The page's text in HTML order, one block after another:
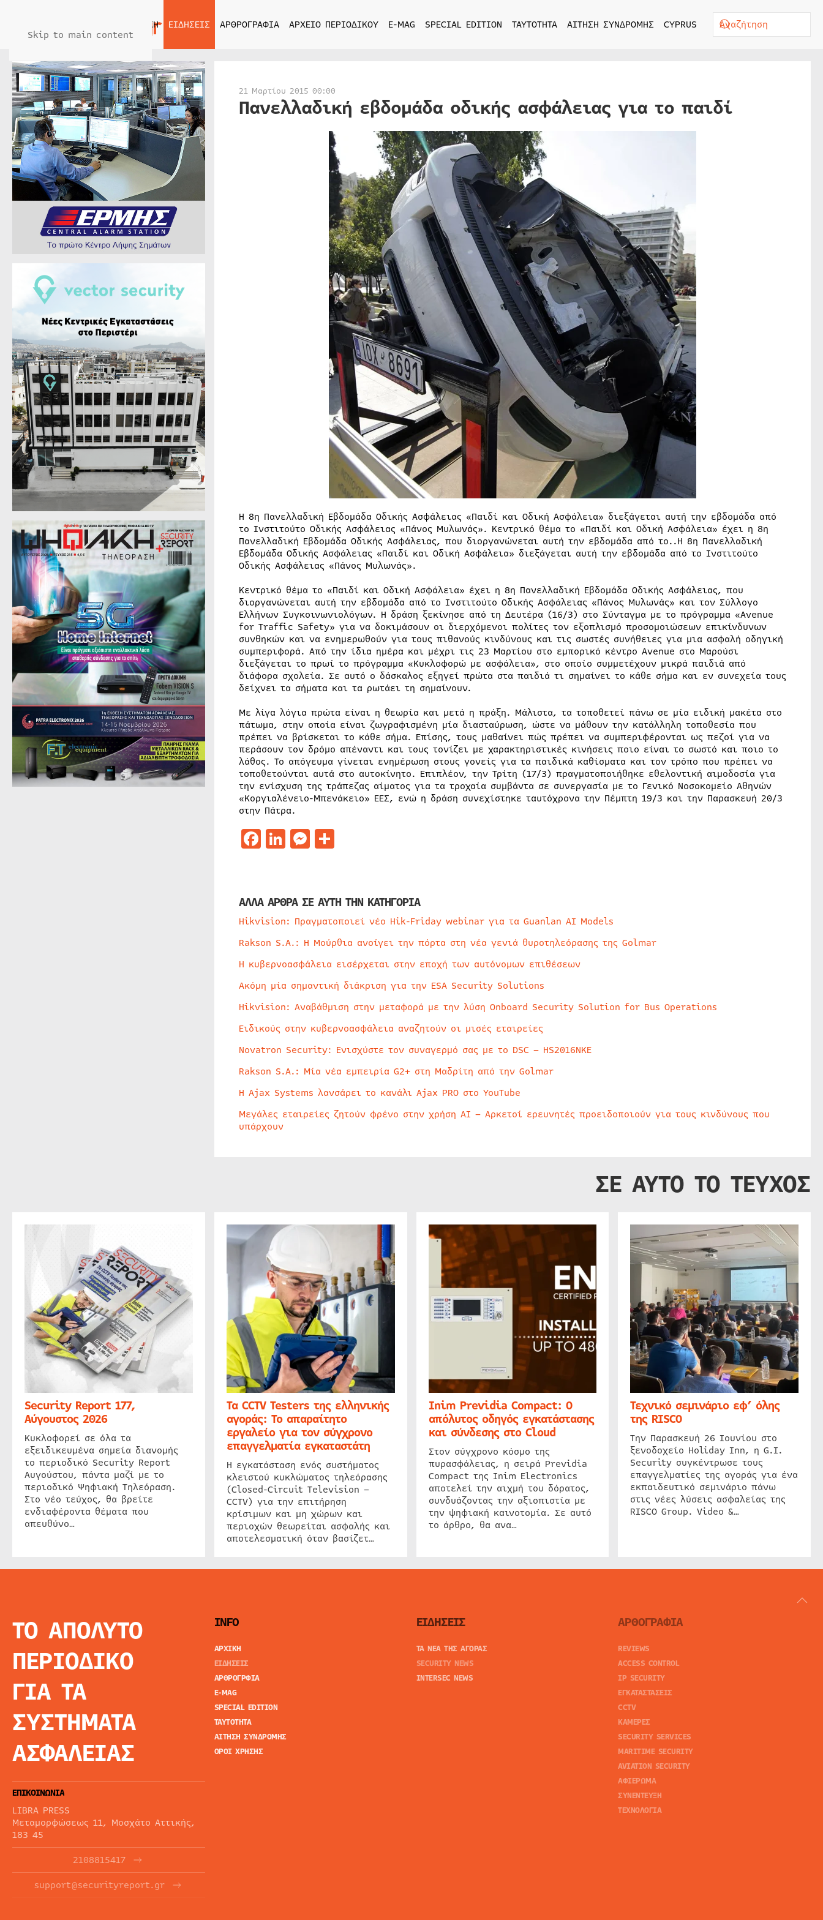
Skip to main content
ΑΡΧΙΚΗ ΕΙΔΗΣΕΙΣ ΑΡΘΡΟΓΡΑΦΙΑ ΑΡΧΕΙΟ ΠΕΡΙΟΔΙΚΟΥ E-MAG SPECIAL EDITION ΤΑΥΤΟΤΗΤΑ ΑΙΤΗΣΗ ΣΥΝΔΡΟΜΗΣ CYPRUS
21 Μαρτίου 2015 00:00
Πανελλαδική εβδομάδα οδικής ασφάλειας για το παιδί
Η 8η Πανελλαδική Εβδομάδα Οδικής Ασφάλειας «Παιδί και Οδική Ασφάλεια» διεξάγεται αυτή την εβδομάδα από
το Ινστιτούτο Οδικής Ασφάλειας «Πάνος Μυλωνάς». Κεντρικό θέμα το «Παιδί και Οδική Ασφάλεια» έχει η 8η
Πανελλαδική Εβδομάδα Οδικής Ασφάλειας, που διοργανώνεται αυτή την εβδομάδα από το..Η 8η Πανελλαδική
Εβδομάδα Οδικής Ασφάλειας «Παιδί και Οδική Ασφάλεια» διεξάγεται αυτή την εβδομάδα από το Ινστιτούτο
Οδικής Ασφάλειας «Πάνος Μυλωνάς».
Κεντρικό θέμα το «Παιδί και Οδική Ασφάλεια» έχει η 8η Πανελλαδική Εβδομάδα Οδικής Ασφάλειας, που
διοργανώνεται αυτή την εβδομάδα από το Ινστιτούτο Οδικής Ασφάλειας «Πάνος Μυλωνάς» και τον Σύλλογο
Ελλήνων Συγκοινωνιολόγων. Η δράση ξεκίνησε από τη Δευτέρα (16/3) στο Σύνταγμα με το πρόγραμμα «Avenue
for Traffic Safety» για να δοκιμάσουν οι διερχόμενοι πολίτες τον εξοπλισμό προσομοιώσεων επικίνδυνων
συνθηκών και να ενημερωθούν για τους πιθανούς κινδύνους και τις σωστές συνήθειες για μια ασφαλή οδηγική
συμπεριφορά. Από την ίδια ημέρα και μέχρι τις 23 Μαρτίου στο εμπορικό κέντρο Avenue στο Μαρούσι
διεξάγεται το πρωί το πρόγραμμα «Κυκλοφορώ με ασφάλεια», στο οποίο συμμετέχουν μικρά παιδιά από
διάφορα σχολεία. Σε αυτό ο δάσκαλος εξηγεί πρώτα στα παιδιά τι σημαίνει το κάθε σήμα και εν συνεχεία τους
δείχνει τα σήματα και τα ρωτάει τη σημαίνουν.
Με λίγα λόγια πρώτα είναι η θεωρία και μετά η πράξη. Μάλιστα, τα τοποθετεί πάνω σε μία ειδική μακέτα στο
πάτωμα, στην οποία είναι ζωγραφισμένη μία διασταύρωση, ώστε να μάθουν την κατάλληλη τοποθεσία που
πρέπει να βρίσκεται το κάθε σήμα. Επίσης, τους μαθαίνει πώς πρέπει να συμπεριφέρονται ως πεζοί για να
περάσουν τον δρόμο απέναντι και τους τονίζει με χαρακτηριστικές κινήσεις ποιο είναι το σωστό και ποιο το
λάθος. Το απόγευμα γίνεται ενημέρωση στους γονείς για τα παιδικά καθίσματα και τον τρόπο που πρέπει να
τοποθετούνται αυτά στο αυτοκίνητο. Επιπλέον, την Τρίτη (17/3) πραγματοποιήθηκε εθελοντική αιμοδοσία για
την ενίσχυση της τράπεζας αίματος για τα τροχαία συμβάντα σε συνεργασία με το Γενικό Νοσοκομείο Αθηνών
«Κοργιαλένειο-Μπενάκειο» ΕΕΣ, ενώ η δράση συνεχίστηκε ταυτόχρονα την Πέμπτη 19/3 και την Παρασκευή 20/3
στην Πάτρα.
Facebook
LinkedIn
Messenger
Μοιραστείτε
ΑΛΛΑ ΑΡΘΡΑ ΣΕ ΑΥΤΗ ΤΗΝ ΚΑΤΗΓΟΡΙΑ
Hikvision: Πραγματοποιεί νέο Hik-Friday webinar για τα Guanlan AI Models
Rakson S.A.: Η Μούρθια ανοίγει την πόρτα στη νέα γενιά θυροτηλεόρασης της Golmar
Η κυβερνοασφάλεια εισέρχεται στην εποχή των αυτόνομων επιθέσεων
Ακόμη μία σημαντική διάκριση για την ESA Security Solutions
Hikvision: Αναβάθμιση στην μεταφορά με την λύση Onboard Security Solution for Bus Operations
Ειδικούς στην κυβερνοασφάλεια αναζητούν οι μισές εταιρείες
Novatron Security: Ενισχύστε τον συναγερμό σας με το DSC – HS2016NKE
Rakson S.A.: Μία νέα εμπειρία G2+ στη Μαδρίτη από την Golmar
Η Ajax Systems λανσάρει το κανάλι Ajax PRO στο YouTube
Μεγάλες εταιρείες ζητούν φρένο στην χρήση AI – Αρκετοί ερευνητές προειδοποιούν για τους κινδύνους που
υπάρχουν
ΣΕ ΑΥΤΟ ΤΟ ΤΕΥΧΟΣ
Security Report 177,
Αύγουστος 2026
Κυκλοφορεί σε όλα τα
εξειδικευμένα σημεία διανομής
το περιοδικό Security Report
Αυγούστου, πάντα μαζί με το
περιοδικό Ψηφιακή Τηλεόραση.
Στο νέο τεύχος, θα βρείτε
ενδιαφέροντα θέματα που
απευθύνο…
Τα CCTV Testers της ελληνικής
αγοράς: Το απαραίτητο
εργαλείο για τον σύγχρονο
επαγγελματία εγκαταστάτη
Η εγκατάσταση ενός συστήματος
κλειστού κυκλώματος τηλεόρασης
(Closed-Circuit Television –
CCTV) για την επιτήρηση
κρίσιμων και μη χώρων και
περιοχών θεωρείται ασφαλής και
αποτελεσματική όταν βασίζετ…
Inim Previdia Compact: Ο
απόλυτος οδηγός εγκατάστασης
και σύνδεσης στο Cloud
Στον σύγχρονο κόσμο της
πυρασφάλειας, η σειρά Previdia
Compact της Inim Electronics
αποτελεί την αιχμή του δόρατος,
συνδυάζοντας την αξιοπιστία με
την ψηφιακή καινοτομία. Σε αυτό
το άρθρο, θα ανα…
Τεχνικό σεμινάριο εφ’ όλης
της RISCO
Την Παρασκευή 26 Ιουνίου στο
ξενοδοχείο Holiday Inn, η G.I.
Security συγκέντρωσε τους
επαγγελματίες της αγοράς για ένα
εκπαιδευτικό σεμινάριο πάνω
στις νέες λύσεις ασφαλείας της
RISCO Group. Video &…
ΤΟ ΑΠΟΛΥΤΟ
ΠΕΡΙΟΔΙΚΟ
ΓΙΑ ΤΑ
ΣΥΣΤΗΜΑΤΑ
ΑΣΦΑΛΕΙΑΣ
ΕΠΙΚΟΙΝΩΝΙΑ
LIBRA PRESS
Μεταμορφώσεως 11, Μοσχάτο Αττικής,
183 45
2108815417
support@securityreport.gr
INFO
ΑΡΧΙΚΗ
ΕΙΔΗΣΕΙΣ
ΑΡΘΡΟΓΡΦΙΑ
E-MAG
SPECIAL EDITION
ΤΑΥΤΟΤΗΤΑ
ΑΙΤΗΣΗ ΣΥΝΔΡΟΜΗΣ
ΟΡΟΙ ΧΡΗΣΗΣ
ΕΙΔΗΣΕΙΣ
ΤΑ ΝΕΑ ΤΗΣ ΑΓΟΡΑΣ
SECURITY NEWS
INTERSEC NEWS
ΑΡΘΟΓΡΑΦΙΑ
REVIEWS
ACCESS CONTROL
IP SECURITY
ΕΓΚΑΤΑΣΤΑΣΕΙΣ
CCTV
ΚΑΜΕΡΕΣ
SECURITY SERVICES
MARITIME SECURITY
AVIATION SECURITY
ΑΦΙΕΡΩΜΑ
ΣΥΝΕΝΤΕΥΞΗ
ΤΕΧΝΟΛΟΓΙΑ